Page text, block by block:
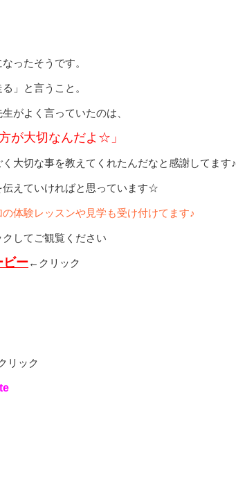
ったそうです。
」と言うこと。
がよく言っていたのは、
が大切なんだよ☆」
大切な事を教えてくれたんだなと感謝してます♪
えていければと思っています☆
の体験レッスンや見学も受け付けてます♪
してご観覧ください
ー←クリック
リック